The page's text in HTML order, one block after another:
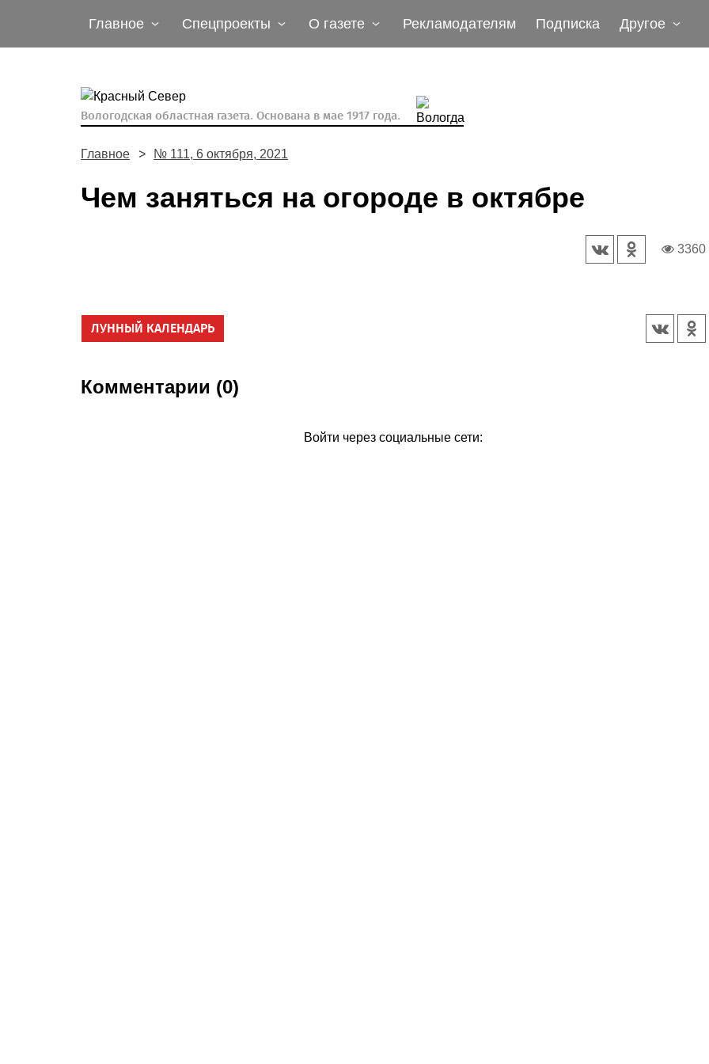
Главное Спецпроекты О газете Рекламодателям Подписка Другое
Вологодская областная газета. Основана в мае 1917 года.
Главное № 111, 6 октября, 2021
Чем заняться на огороде в октябре
3360
ЛУННЫЙ КАЛЕНДАРЬ
Комментарии (0)
Войти через социальные сети: